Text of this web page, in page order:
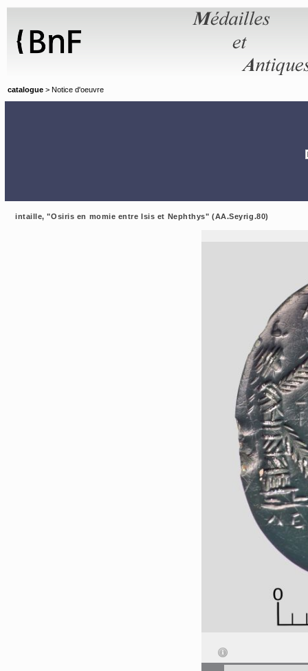
catalogue > Notice d'oeuvre
intaille, "Osiris en momie entre Isis et Nephthys" (AA.Seyrig.80)